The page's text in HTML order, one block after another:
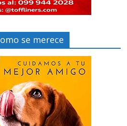
se merece